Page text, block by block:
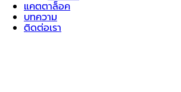
แคตตาล็อค
บทความ
ติดต่อเรา